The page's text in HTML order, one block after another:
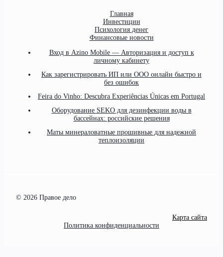
Главная
Инвестиции
Психология денег
Финансовые новости
Вход в Azino Mobile — Авторизация и доступ к
личному кабинету
Как зарегистрировать ИП или ООО онлайн быстро и
без ошибок
Feira do Vinho: Descubra Experiências Únicas em Portugal
Оборудование SEKO для дезинфекции воды в
бассейнах: российские решения
Маты минераловатные прошивные для надежной
теплоизоляции
© 2026 Правое дело
Карта сайта
Политика конфиденциальности